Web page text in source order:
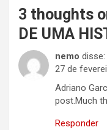
3 thoughts
DE UMA
nemo disse:
27 de
Adriano
post.Much
Responder